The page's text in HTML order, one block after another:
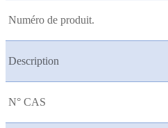
Numéro de produit.
Description
N° CAS